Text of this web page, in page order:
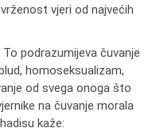
vjeri od najvećih
To podrazumijeva čuvanje
homoseksualizam,
od svega onoga što
na čuvanje morala
kaže: